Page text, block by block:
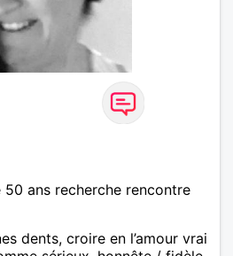
50 ans recherche rencontre
dents, croire en l’amour vrai